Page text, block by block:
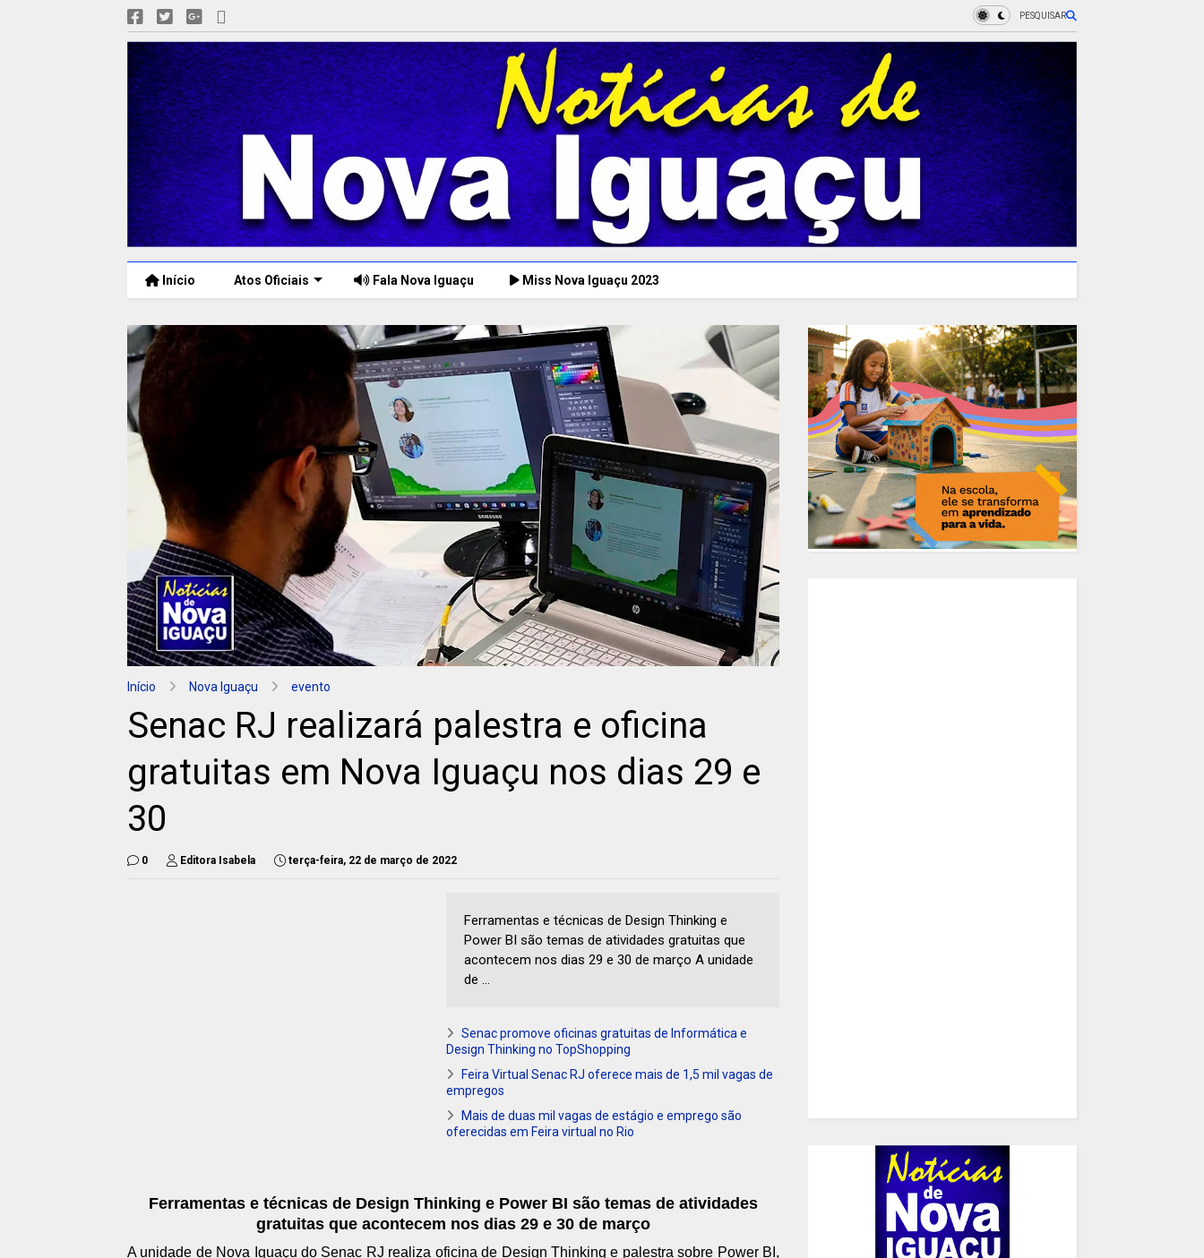
PESQUISAR
Início Atos Oficiais Fala Nova Iguaçu Miss Nova Iguaçu 2023
Início Nova Iguaçu evento
Senac RJ realizará palestra e oficina
gratuitas em Nova Iguaçu nos dias 29 e
30
0 Editora Isabela terça-feira, 22 de março de 2022
Ferramentas e técnicas de Design Thinking e
Power BI são temas de atividades gratuitas que
acontecem nos dias 29 e 30 de março A unidade
de ...
Senac promove oficinas gratuitas de Informática e
Design Thinking no TopShopping
Feira Virtual Senac RJ oferece mais de 1,5 mil vagas de
empregos
Mais de duas mil vagas de estágio e emprego são
oferecidas em Feira virtual no Rio
Ferramentas e técnicas de Design Thinking e Power BI são temas de atividades
gratuitas que acontecem nos dias 29 e 30 de março
A unidade de Nova Iguaçu do Senac RJ realiza oficina de Design Thinking e palestra sobre Power BI,